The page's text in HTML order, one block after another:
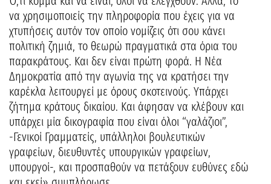
να χρησιμοποιείς την πληροφορία που έχεις για να
χτυπήσεις αυτόν τον οποίο νομίζεις ότι σου κάνει
πολιτική ζημιά, το θεωρώ πραγματικά στα όρια του
παρακράτους. Και δεν είναι πρώτη φορά. Η Νέα
Δημοκρατία από την αγωνία της να κρατήσει την
καρέκλα λειτουργεί με όρους σκοτεινούς. Υπάρχει
ζήτημα κράτους δικαίου. Και άφησαν να κλέβουν και
υπάρχει μία δικογραφία που είναι όλοι “γαλάζιοι”,
-Γενικοί Γραμματείς, υπάλληλοι βουλευτικών
γραφείων, διευθυντές υπουργικών γραφείων,
υπουργοί-, και προσπαθούν να πετάξουν ευθύνες εδώ